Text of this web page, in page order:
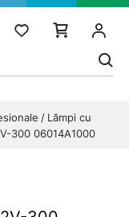
Lămpi cu
300 06014A1000